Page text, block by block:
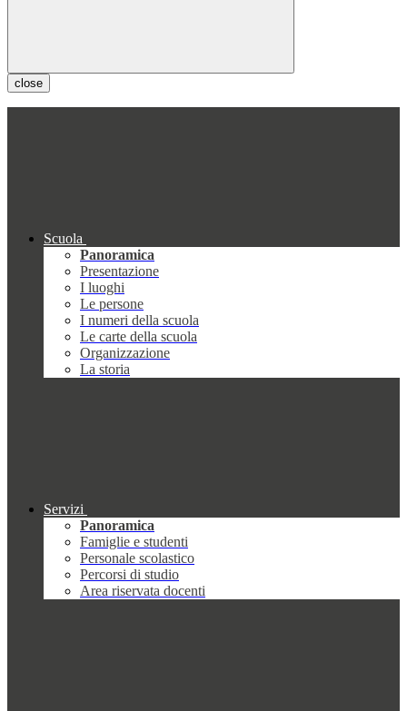
close
Scuola
Panoramica
Presentazione
I luoghi
Le persone
I numeri della scuola
Le carte della scuola
Organizzazione
La storia
Servizi
Panoramica
Famiglie e studenti
Personale scolastico
Percorsi di studio
Area riservata docenti